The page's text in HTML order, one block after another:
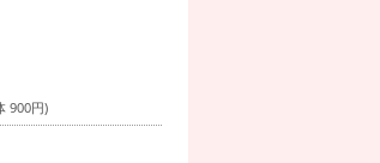
900円)